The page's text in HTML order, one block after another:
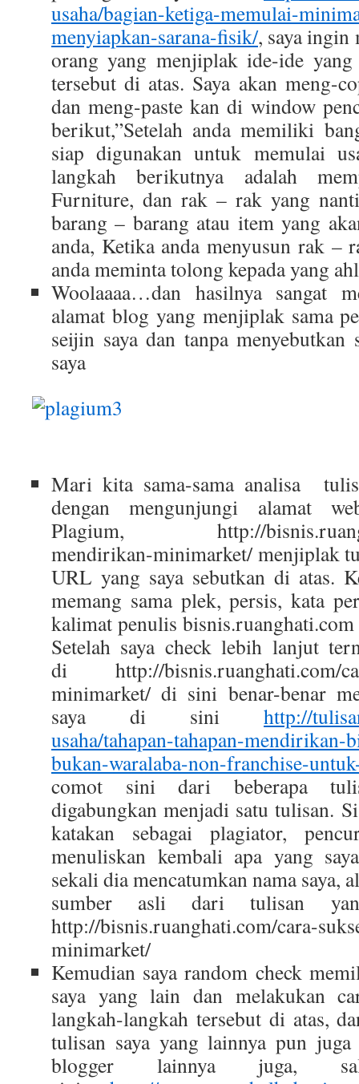
usaha/bagian-ketiga-memulai-
menyiapkan-sarana-fisik/, saya ingin
orang yang menjiplak ide-ide
tersebut di atas. Saya akan meng-
dan meng-paste kan di window
berikut,”Setelah anda memiliki
siap digunakan untuk memulai
langkah berikutnya adalah
Furniture, dan rak – rak yang
barang – barang atau item yang
anda, Ketika anda menyusun rak –
anda meminta tolong kepada yang
Woolaaaa…dan hasilnya sangat
alamat blog yang menjiplak sama
seijin saya dan tanpa
saya
Mari kita sama-sama analisa
dengan mengunjungi alamat
Plagium, http://
mendirikan-minimarket/ menjiplak
URL yang saya sebutkan di atas.
memang sama plek, persis, kata
kalimat penulis
Setelah saya check lebih lanjut
di http://bisnis.ruanghati.com/
minimarket/ di sini benar-benar
saya di sini http://
usaha/tahapan-tahapan-
bukan-waralaba-non-franchise-
comot sini dari beberapa
digabungkan menjadi satu tulisan.
katakan sebagai plagiator,
menuliskan kembali apa yang
sekali dia mencatumkan nama saya,
sumber asli dari tulisan
http://bisnis.ruanghati.com/cara-
minimarket/
Kemudian saya random check
saya yang lain dan melakukan
langkah-langkah tersebut di atas,
tulisan saya yang lainnya pun
blogger lainnya juga,